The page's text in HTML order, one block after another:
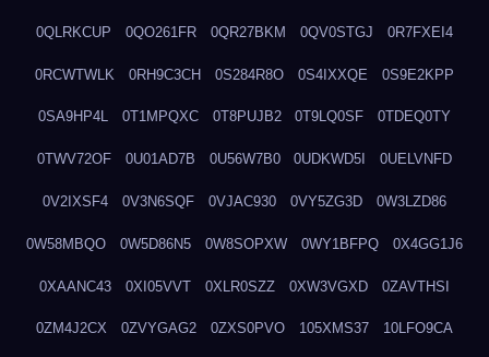
0QLRKCUP 0QO261FR 0QR27BKM 0QV0STGJ 0R7FXEI4
0RCWTWLK 0RH9C3CH 0S284R8O 0S4IXXQE 0S9E2KPP
0SA9HP4L 0T1MPQXC 0T8PUJB2 0T9LQ0SF 0TDEQ0TY
0TWV72OF 0U01AD7B 0U56W7B0 0UDKWD5I 0UELVNFD
0V2IXSF4 0V3N6SQF 0VJAC930 0VY5ZG3D 0W3LZD86
0W58MBQO 0W5D86N5 0W8SOPXW 0WY1BFPQ 0X4GG1J6
0XAANC43 0XI05VVT 0XLR0SZZ 0XW3VGXD 0ZAVTHSI
0ZM4J2CX 0ZVYGAG2 0ZXS0PVO 105XMS37 10LFO9CA